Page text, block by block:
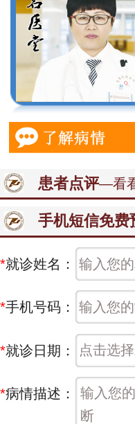
患者点评—看
手机短信免费
*就诊姓名：
*手机号码：
*就诊日期：
*病情描述：